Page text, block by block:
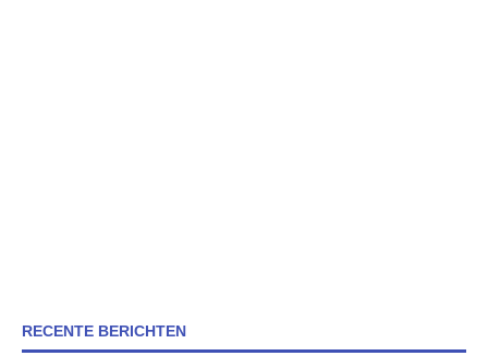
RECENTE BERICHTEN